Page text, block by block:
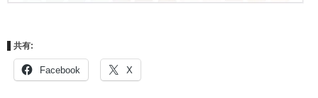
共有:
Facebook X